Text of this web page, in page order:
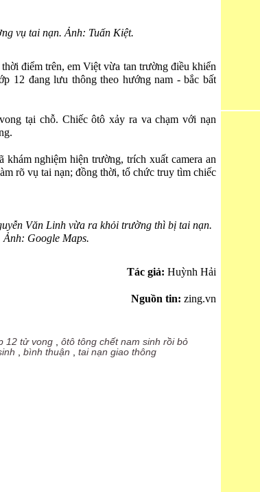
vụ tai nạn. Ảnh: Tuấn Kiệt.
điểm trên, em Việt vừa tan trường điều khiển
12 đang lưu thông theo hướng nam - bắc bất
tại chỗ. Chiếc ôtô xảy ra va chạm với nạn
khám nghiệm hiện trường, trích xuất camera an
rõ vụ tai nạn; đồng thời, tổ chức truy tìm chiếc
Văn Linh vừa ra khỏi trường thì bị tai nạn.
Ảnh: Google Maps.
Tác giả: Huỳnh Hải
Nguồn tin: zing.vn
12 tử vong
ôtô tông chết nam sinh rồi bỏ
bình thuận tai nạn giao thông